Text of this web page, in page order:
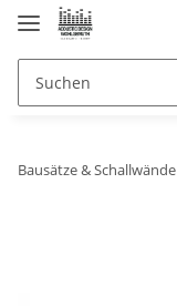
Bausätze & Schallwände